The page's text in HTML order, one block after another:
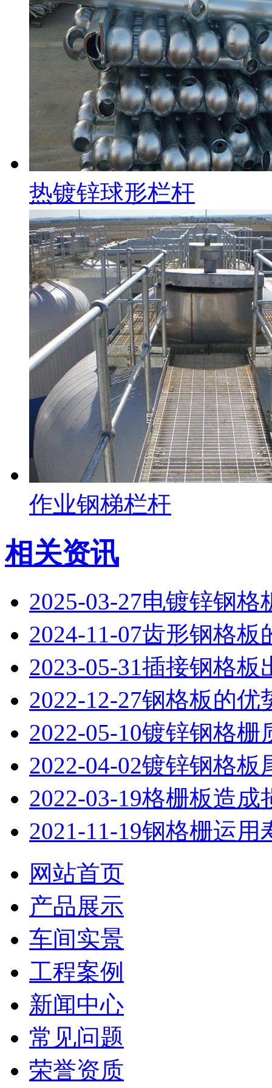
热镀锌球形栏杆
作业钢梯栏杆
相关资讯
2025-03-27电镀锌钢格
2024-11-07齿形钢格板
2023-05-31插接钢格板
2022-12-27钢格板的优
2022-05-10镀锌钢格栅
2022-04-02镀锌钢格板
2022-03-19格栅板造成
2021-11-19钢格栅运用
网站首页
产品展示
车间实景
工程案例
新闻中心
常见问题
荣誉资质